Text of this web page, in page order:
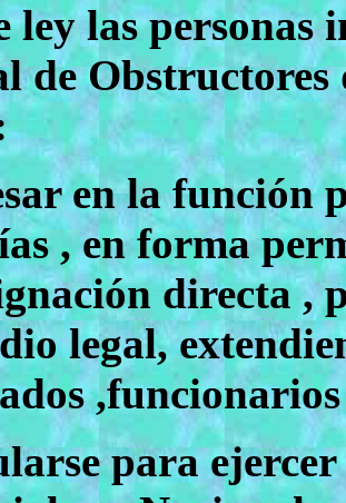
ley las personas
de
en la función
, en forma
directa ,
legal,
para